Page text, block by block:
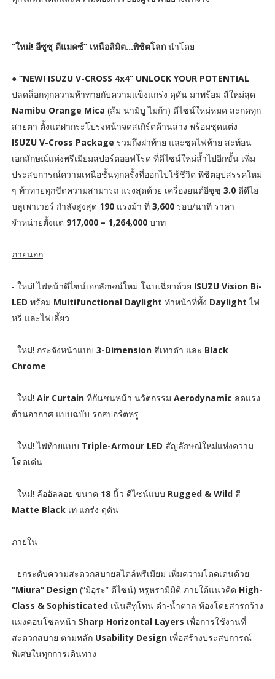
“ใหม่! อีซูซุ ดีแมคซ์” เหนือลิมิต...พิชิตโลก นำโดย
● “NEW! ISUZU V-CROSS 4x4” UNLOCK YOUR POTENTIAL
ปลดล็อกทุกความท้าทายกับความแข็งแกร่ง ดุดัน มาพร้อม สีใหม่สุด
Namibu Orange Mica (ส้ม นามิบู ไมก้า) ดีไซน์ใหม่หมด สะกดทุก
สายตา ตั้งแต่ฝากระโปรงหน้าจดสเกิร์ตด้านล่าง พร้อมชุดแต่ง
ISUZU V-Cross Package รวมถึงฝาท้าย และชุดไฟท้าย สะท้อน
เอกลักษณ์แห่งพรีเมียมสปอร์ตออฟโรด ที่ดีไซน์ใหม่ล้ำไปอีกขั้น เพิ่ม
ประสบการณ์ความเหนือชั้นทุกครั้งที่ออกไปใช้ชีวิต พิชิตอุปสรรคใหม่
ๆ ท้าทายทุกขีดความสามารถ แรงสุดด้วย เครื่องยนต์อีซูซุ 3.0ดีดีไอ
บลูเพาเวอร์ กำลังสูงสุด 190แรงม้า ที่ 3,600รอบ/นาที ราคา
จำหน่ายตั้งแต่ 917,000 – 1,264,000บาท
ภายนอก
- ใหม่! ไฟหน้าดีไซน์เอกลักษณ์ใหม่ โฉบเฉี่ยวด้วย ISUZU Vision Bi-
LED พร้อม Multifunctional Daylight ทำหน้าที่ทั้ง Daylight ไฟ
หรี่ และไฟเลี้ยว
- ใหม่! กระจังหน้าแบบ 3-Dimensionสีเทาดำ และ Black
Chrome
- ใหม่! Air Curtainที่กันชนหน้า นวัตกรรม Aerodynamic ลดแรง
ต้านอากาศ แบบฉบับ รถสปอร์ตหรู
- ใหม่! ไฟท้ายแบบ Triple-Armour LED สัญลักษณ์ใหม่แห่งความ
โดดเด่น
- ใหม่! ล้ออัลลอย ขนาด 18นิ้ว ดีไซน์แบบ Rugged & Wild สี
Matte Blackเท่ แกร่ง ดุดัน
ภายใน
- ยกระดับความสะดวกสบายสไตล์พรีเมียม เพิ่มความโดดเด่นด้วย
“Miura” Design(“มิอุระ” ดีไซน์) หรูหรามีมิติ ภายใต้แนวคิด High-
Class & Sophisticated เน้นสีทูโทน ดำ-น้ำตาล ห้องโดยสารกว้าง
แผงคอนโซลหน้า Sharp Horizontal Layers เพื่อการใช้งานที่
สะดวกสบาย ตามหลัก Usability Designเพื่อสร้างประสบการณ์
พิเศษในทุกการเดินทาง